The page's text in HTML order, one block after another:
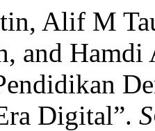
Alif M
and Hamdi
Digital”.